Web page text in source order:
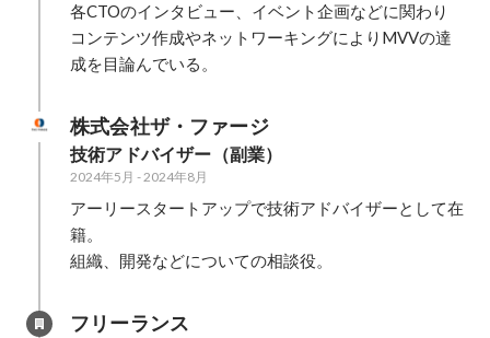
各CTOのインタビュー、イベント企画などに関わり
コンテンツ作成やネットワーキングによりMVVの達
成を目論んでいる。
株式会社ザ・ファージ
技術アドバイザー（副業）
2024年5月 -2024年8月
アーリースタートアップで技術アドバイザーとして在
籍。
組織、開発などについての相談役。
フリーランス